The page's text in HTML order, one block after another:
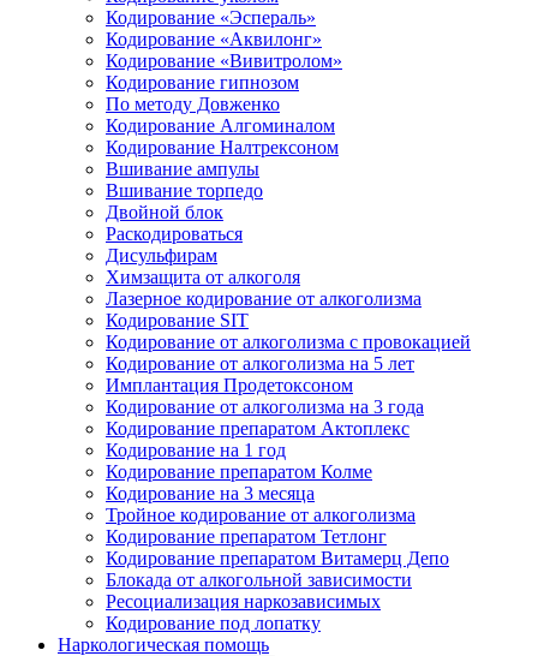
Кодирование «Эспераль»
Кодирование «Аквилонг»
Кодирование «Вивитролом»
Кодирование гипнозом
По методу Довженко
Кодирование Алгоминалом
Кодирование Налтрексоном
Вшивание ампулы
Вшивание торпедо
Двойной блок
Раскодироваться
Дисульфирам
Химзащита от алкоголя
Лазерное кодирование от алкоголизма
Кодирование SIT
Кодирование от алкоголизма с провокацией
Кодирование от алкоголизма на 5 лет
Имплантация Продетоксоном
Кодирование от алкоголизма на 3 года
Кодирование препаратом Актоплекс
Кодирование на 1 год
Кодирование препаратом Колме
Кодирование на 3 месяца
Тройное кодирование от алкоголизма
Кодирование препаратом Тетлонг
Кодирование препаратом Витамерц Депо
Блокада от алкогольной зависимости
Ресоциализация наркозависимых
Кодирование под лопатку
Наркологическая помощь